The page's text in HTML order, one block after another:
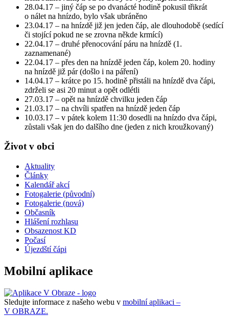
28.04.17 – jiný čáp se po dvanácté hodině pokusil třikrát
o nálet na hnízdo, bylo však ubráněno
23.04.17 – na hnízdě již jen jeden čáp, ale dlouhodobě (sedící
či stojící pokud ne se zrovna někde krmící)
22.04.17 – druhé přenocování páru na hnízdě (1.
zaznamenané)
22.04.17 – přes den na hnízdě jeden čáp, kolem 20. hodiny
na hnízdě již pár (došlo i na páření)
14.04.17 – krátce po 15. hodině přistáli na hnízdě dva čápi,
zdrželi se asi 20 minut a opět odlétli
27.03.17 – opět na hnízdě chvilku jeden čáp
21.03.17 – na chvíli spatřen na hnízdě jeden čáp
10.03.17 – v pátek kolem 11:30 dosedli na hnízdo dva čápi,
zůstali však jen do dalšího dne (jeden z nich kroužkovaný)
Život v obci
Aktuality
Články
Kalendář akcí
Fotogalerie (původní)
Fotogalerie (nová)
Občasník
Hlášení rozhlasu
Obsazenost KD
Počasí
Újezdští čápi
Mobilní aplikace
Sledujte informace z našeho webu v mobilní aplikaci –
V OBRAZE.